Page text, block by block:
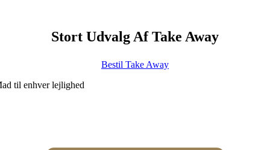
Stort Udvalg Af Take Away
Bestil Take Away
til enhver lejlighed